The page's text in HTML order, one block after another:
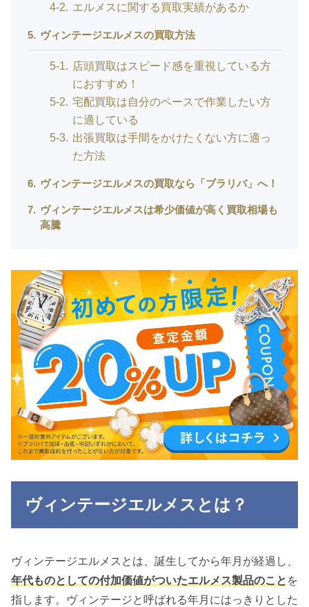
4-2
エルメスに関する買取実績があるか
5 ヴィンテージエルメスの買取方法
5-1
店頭買取はスピード感を重視している方
におすすめ！
5-2
宅配買取は自分のペースで作業したい方
に適している
5-3
出張買取は手間をかけたくない方に適っ
た方法
6 ヴィンテージエルメスの買取なら「ブラリバ」へ！
7
ヴィンテージエルメスは希少価値が高く買取相場も
高騰
ヴィンテージエルメスとは？
ヴィンテージエルメスとは、誕生してから年月が経過し、
年代ものとしての付加価値がついたエルメス製品のこと を
指します。ヴィンテージと呼ばれる年月にはっきりとした